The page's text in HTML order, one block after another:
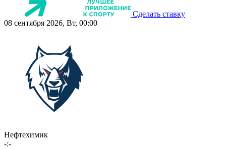
Сделать ставку
08 сентября 2026, Вт, 00:00
Нефтехимик
-:-